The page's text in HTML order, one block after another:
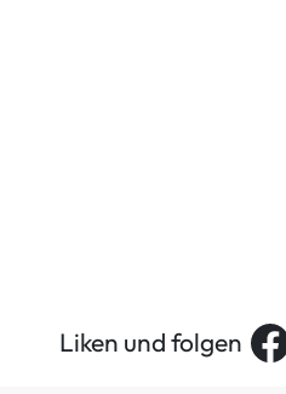
Liken und folgen